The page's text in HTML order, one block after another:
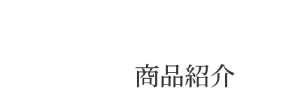
商品紹介